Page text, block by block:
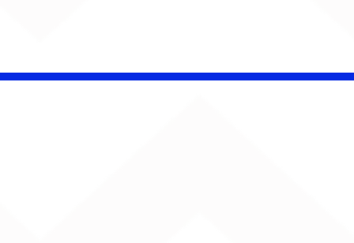
CHAMELEO acerta as